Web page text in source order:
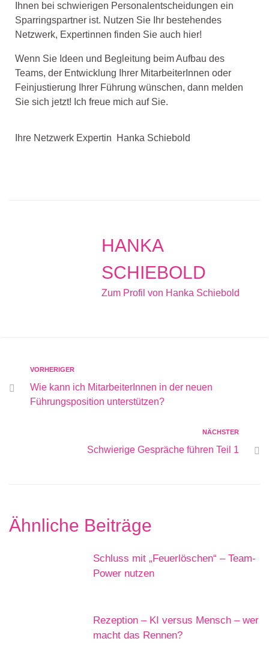
Ihnen bei schwierigen Personalentscheidungen ein
Sparringspartner ist. Nutzen Sie Ihr bestehendes
Netzwerk, Expertinnen finden Sie auch hier!
Wenn Sie Ideen und Begleitung beim Aufbau des
Teams, der Entwicklung Ihrer MitarbeiterInnen oder
Feinjustierung Ihrer Führung wünschen, dann melden
Sie sich jetzt! Ich freue mich auf Sie.
Ihre Netzwerk Expertin Hanka Schiebold
HANKA
SCHIEBOLD
Zum Profil von Hanka Schiebold
VORHERIGER
Wie kann ich MitarbeiterInnen in der neuen
Führungsposition unterstützen?
NÄCHSTER
Schwierige Gespräche führen Teil 1
Ähnliche Beiträge
Schluss mit „Feuerlöschen“ – Team-
Power nutzen
Rezeption – KI versus Mensch – wer
macht das Rennen?